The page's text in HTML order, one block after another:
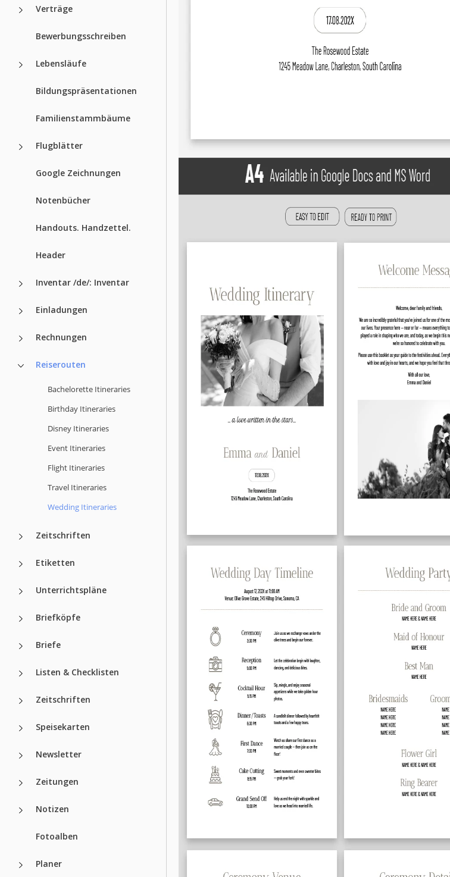
Verträge
Bewerbungsschreiben
Lebensläufe
Bildungspräsentationen
Familienstammbäume
Flugblätter
Google Zeichnungen
Notenbücher
Handouts. Handzettel.
Header
Inventar /de/: Inventar
Einladungen
Rechnungen
Reiserouten
Bachelorette Itineraries
Birthday Itineraries
Disney Itineraries
Event Itineraries
Flight Itineraries
Travel Itineraries
Wedding Itineraries
Zeitschriften
Etiketten
Unterrichtspläne
Briefköpfe
Briefe
Listen & Checklisten
Zeitschriften
Speisekarten
Newsletter
Zeitungen
Notizen
Fotoalben
Planer